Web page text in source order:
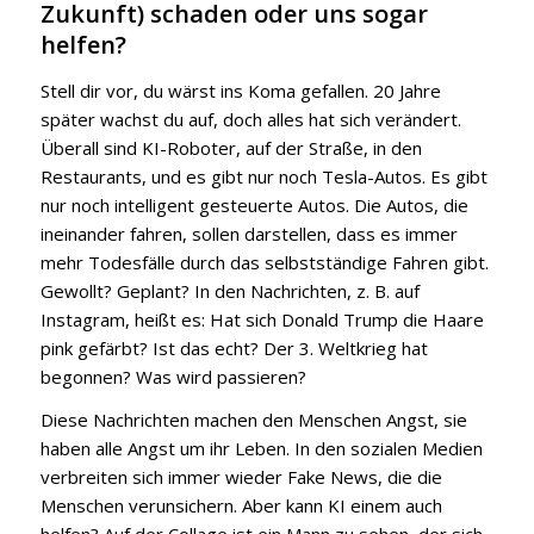
Zukunft) schaden oder uns sogar
helfen?
Stell dir vor, du wärst ins Koma gefallen. 20 Jahre
später wachst du auf, doch alles hat sich verändert.
Überall sind KI-Roboter, auf der Straße, in den
Restaurants, und es gibt nur noch Tesla-Autos. Es gibt
nur noch intelligent gesteuerte Autos. Die Autos, die
ineinander fahren, sollen darstellen, dass es immer
mehr Todesfälle durch das selbstständige Fahren gibt.
Gewollt? Geplant? In den Nachrichten, z. B. auf
Instagram, heißt es: Hat sich Donald Trump die Haare
pink gefärbt? Ist das echt? Der 3. Weltkrieg hat
begonnen? Was wird passieren?
Diese Nachrichten machen den Menschen Angst, sie
haben alle Angst um ihr Leben. In den sozialen Medien
verbreiten sich immer wieder Fake News, die die
Menschen verunsichern. Aber kann KI einem auch